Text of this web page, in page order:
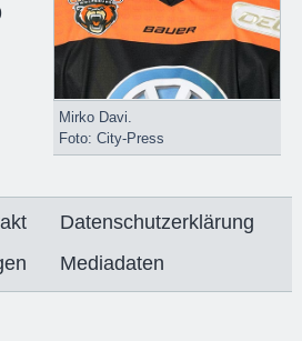
Mirko Davi.
Foto: City-Press
Datenschutzerklärung
Mediadaten